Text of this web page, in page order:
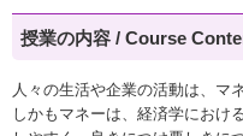
授業の内容 / Course
人々の生活や企業の活動は、マ
しかもマネーは、経済学におけ